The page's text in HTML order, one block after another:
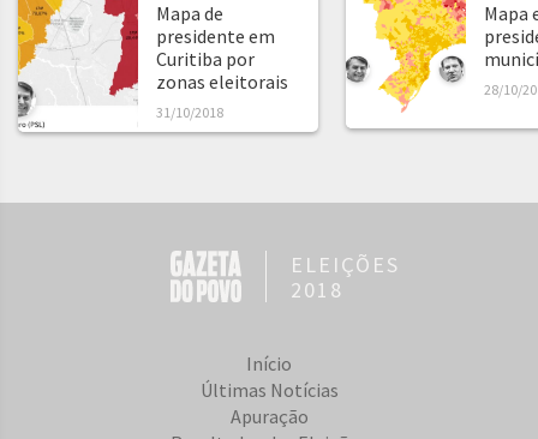
Mapa de
presidente em
Curitiba por
zonas eleitorais
31/10/2018
Mapa
28/10/
ELEIÇÕES
2018
Início
Últimas Notícias
Apuração